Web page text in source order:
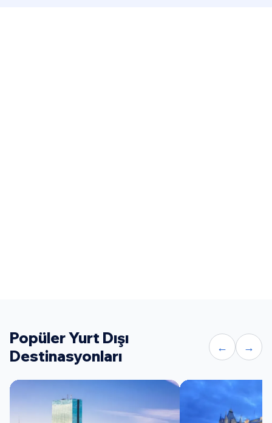
Popüler Yurt Dışı
Destinasyonları
← →